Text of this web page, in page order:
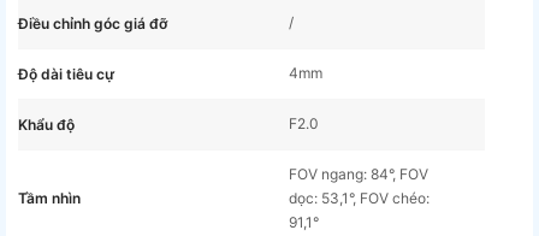
Điều chỉnh góc giá đỡ /
Độ dài tiêu cự 4mm
Khẩu độ F2.0
Tầm nhìn
FOV ngang: 84°, FOV
dọc: 53,1°, FOV chéo:
91,1°